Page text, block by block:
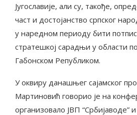
Југославије, али су, такође,
част и достојанство српског
у наредном периоду бити
стратешкој сарадњи у области
Габонском Републиком.
У оквиру данашњег сајамског
Мартиновић говорио је на
организовало ЈВП “Србијаводе”